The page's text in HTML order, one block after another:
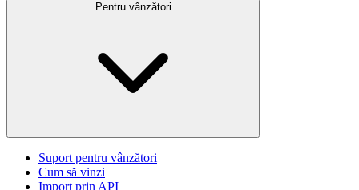
Pentru vânzători
Suport pentru vânzători
Cum să vinzi
Import prin API